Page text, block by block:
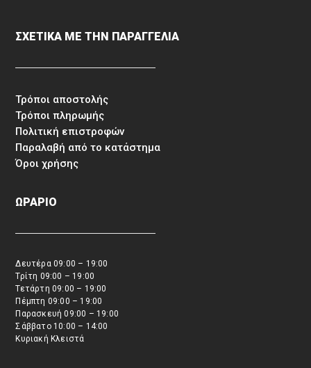
ΣΧΕΤΙΚΑ ΜΕ ΤΗΝ ΠΑΡΑΓΓΕΛΙΑ
Τρόποι αποστολής
Τρόποι πληρωμής
Πολιτική επιστροφών
Παραλαβή από το κατάστημα
Όροι χρήσης
ΩΡΑΡΙΟ
Δευτέρα 09:00 – 19:00
Τρίτη 09:00 – 19:00
Τετάρτη 09:00 – 19:00
Πέμπτη 09:00 – 19:00
Παρασκευή 09:00 – 19:00
Σάββατο 10:00 – 14:00
Κυριακή Κλειστά